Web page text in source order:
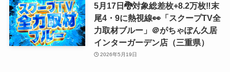
5月17日🐉対象総差枚+8.2万枚‼️末
尾4・9に熱視線👀「スクープTV全
力取材ブルー」＠がちゃぽん久居
インターガーデン店（三重県）
2026年5月19日